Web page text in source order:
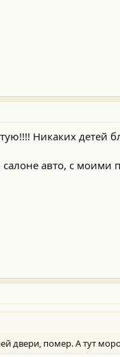
Никаких
авто, с
двери, помер. А тут